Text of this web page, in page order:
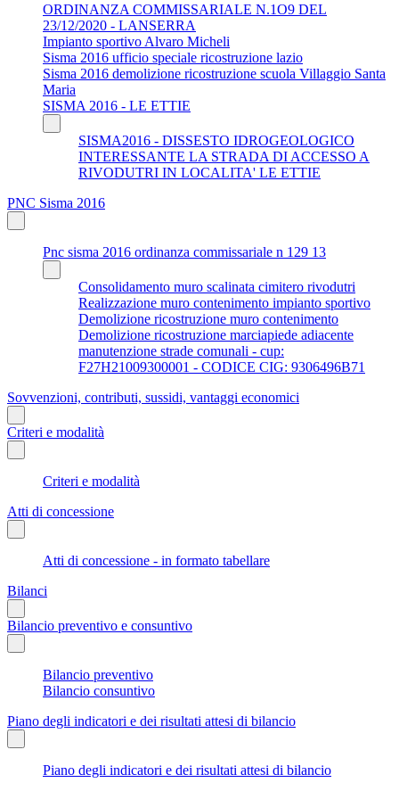
ORDINANZA COMMISSARIALE N.1O9 DEL
23/12/2020 - LANSERRA
Impianto sportivo Alvaro Micheli
Sisma 2016 ufficio speciale ricostruzione lazio
Sisma 2016 demolizione ricostruzione scuola Villaggio Santa
Maria
SISMA 2016 - LE ETTIE
SISMA2016 - DISSESTO IDROGEOLOGICO
INTERESSANTE LA STRADA DI ACCESSO A
RIVODUTRI IN LOCALITA' LE ETTIE
PNC Sisma 2016
Pnc sisma 2016 ordinanza commissariale n 129 13
Consolidamento muro scalinata cimitero rivodutri
Realizzazione muro contenimento impianto sportivo
Demolizione ricostruzione muro contenimento
Demolizione ricostruzione marciapiede adiacente
manutenzione strade comunali - cup:
F27H21009300001 - CODICE CIG: 9306496B71
Sovvenzioni, contributi, sussidi, vantaggi economici
Criteri e modalità
Criteri e modalità
Atti di concessione
Atti di concessione - in formato tabellare
Bilanci
Bilancio preventivo e consuntivo
Bilancio preventivo
Bilancio consuntivo
Piano degli indicatori e dei risultati attesi di bilancio
Piano degli indicatori e dei risultati attesi di bilancio